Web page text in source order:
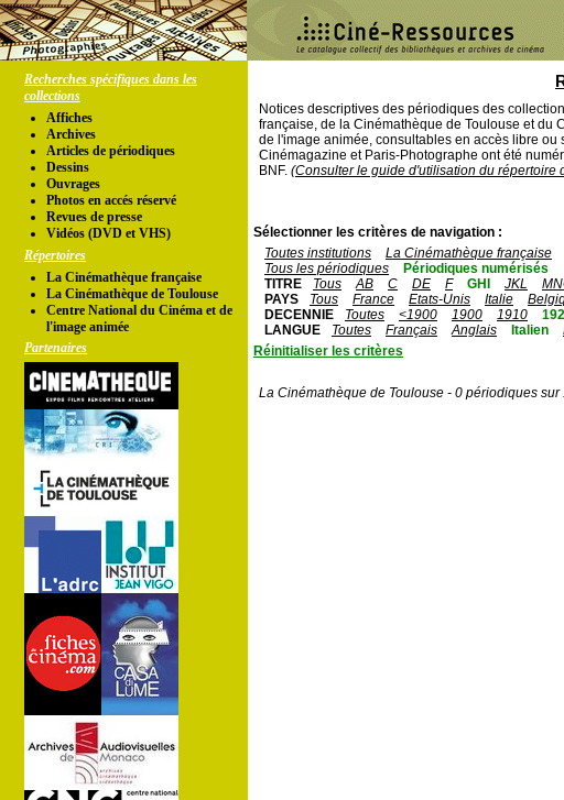
Recherches spécifiques dans les
collections
Affiches
Archives
Articles de périodiques
Dessins
Ouvrages
Photos en accés réservé
Revues de presse
Vidéos (DVD et VHS)
Répertoires
La Cinémathèque française
La Cinémathèque de Toulouse
Centre National du Cinéma et de
l'image animée
Partenaires
Notices descriptives des périodiques des
française, de la Cinémathèque de Toulouse et du
de l'image animée, consultables en accès libre ou
Cinémagazine et Paris-Photographe ont été
BNF. (Consulter le guide d'utilisation du répertoire
Sélectionner les critères de navigation :
Toutes institutions
La Cinémathèque française
Tous les périodiques
Périodiques numérisés
TITRE
Tous AB C DE F GHI JKL
PAYS
Tous France Etats-Unis Italie
DECENNIE
Toutes <1900 1900 1910
LANGUE
Toutes Français Anglais Italien
Réinitialiser les critères
La Cinémathèque de Toulouse - 0 périodiques sur